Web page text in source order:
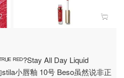
ᴿᴱᴰ?Stay All Day Liquid
小唇釉 10号 Beso虽然说非正